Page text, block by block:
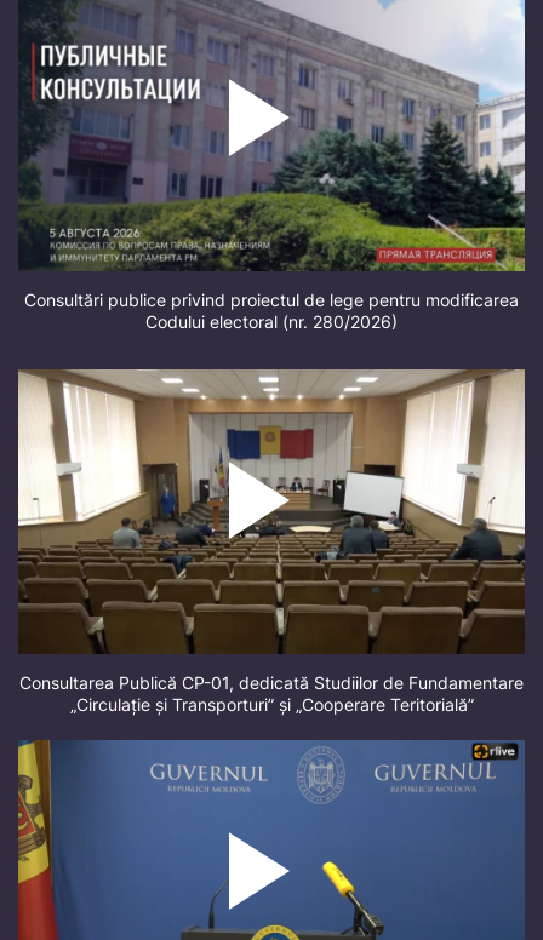
Consultări publice privind proiectul de lege pentru modificarea
Codului electoral (nr. 280/2026)
Consultarea Publică CP-01, dedicată Studiilor de Fundamentare
„Circulație și Transporturi” și „Cooperare Teritorială”